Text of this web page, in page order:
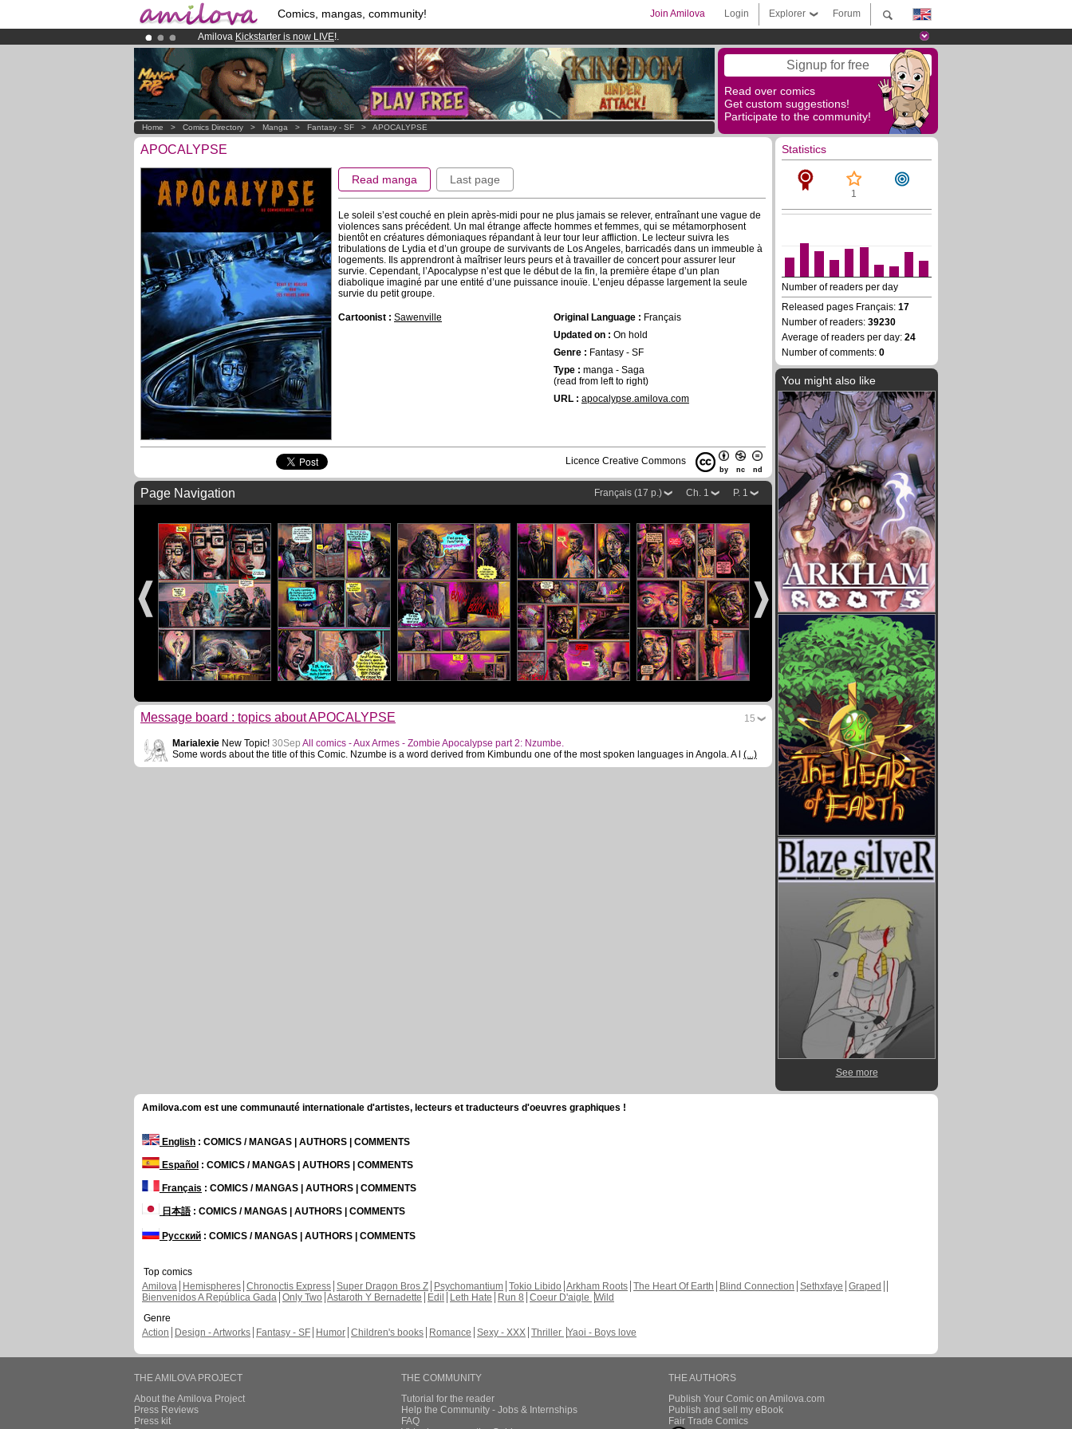
Comics, mangas, community! Forum
Explorer
Login
Join Amilova
Amilova Kickstarter is now LIVE!.
Premium membership from3.95 eurosper month !Get membership now
Already 134393membersand 1208 comics & mangas!. Signup for free
Read over comics
Get custom suggestions!
Participate to the community!
Home > Comics Directory > Manga > Fantasy - SF > APOCALYPSE
APOCALYPSE
Read manga Last page
Le soleil s’est couché en plein après-midi pour ne plus jamais se relever, entraînant une vague de
violences sans précédent. Un mal étrange affecte hommes et femmes, qui se métamorphosent
bientôt en créatures démoniaques répandant à leur tour leur affliction. Le lecteur suivra les
tribulations de Lydia et d’un groupe de survivants de Los Angeles, barricadés dans un immeuble à
logements. Ils apprendront à maîtriser leurs peurs et à travailler de concert pour assurer leur
survie. Cependant, l’Apocalypse n’est que le début de la fin, la première étape d’un plan
diabolique imaginé par une entité d’une puissance inouïe. L’enjeu dépasse largement la seule
survie du petit groupe.
Cartoonist : Sawenville Original Language : Français
Updated on : On hold
Genre : Fantasy - SF
Type : manga - Saga
(read from left to right)
URL : apocalypse.amilova.com
Licence Creative Commons
by nc nd
P. 1
Ch. 1
Français (17 p.)
Page Navigation
15
Message board : topics about APOCALYPSE
Marialexie New Topic! 30Sep All comics - Aux Armes - Zombie Apocalypse part 2: Nzumbe.
Some words about the title of this Comic. Nzumbe is a word derived from Kimbundu one of the most spoken languages in Angola. A l (...)
Statistics
1
Number of readers per day
Released pages Français: 17
Number of readers: 39230
Average of readers per day: 24
Number of comments: 0
You might also like
See more
Amilova.com est une communauté internationale d'artistes, lecteurs et traducteurs d'oeuvres graphiques !
English : COMICS / MANGAS | AUTHORS | COMMENTS
Español : COMICS / MANGAS | AUTHORS | COMMENTS
Français : COMICS / MANGAS | AUTHORS | COMMENTS
日本語: COMICS / MANGAS | AUTHORS | COMMENTS
Русский : COMICS / MANGAS | AUTHORS | COMMENTS
Top comics
Amilova
Hemispheres Chronoctis Express Super Dragon Bros Z Psychomantium Tokio Libido Arkham Roots The Heart Of Earth Blind Connection Sethxfaye Graped
Bienvenidos A República Gada Only Two Astaroth Y Bernadette Edil Leth Hate Run 8 Coeur D'aigle Wild
Genre
Action
Design - Artworks Fantasy - SF Humor Children's books Romance Sexy - XXX Thriller Yaoi - Boys love
THE AMILOVA PROJECT
About the Amilova Project
Press Reviews
Press kit
THE COMMUNITY
Tutorial for the reader
Help the Community - Jobs & Internships
FAQ
THE AUTHORS
Publish Your Comic on Amilova.com
Publish and sell my eBook
Fair Trade Comics